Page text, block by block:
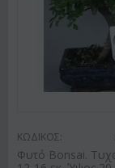
ΚΩΔΙΚΟΣ:
Φυτό Bonsai.